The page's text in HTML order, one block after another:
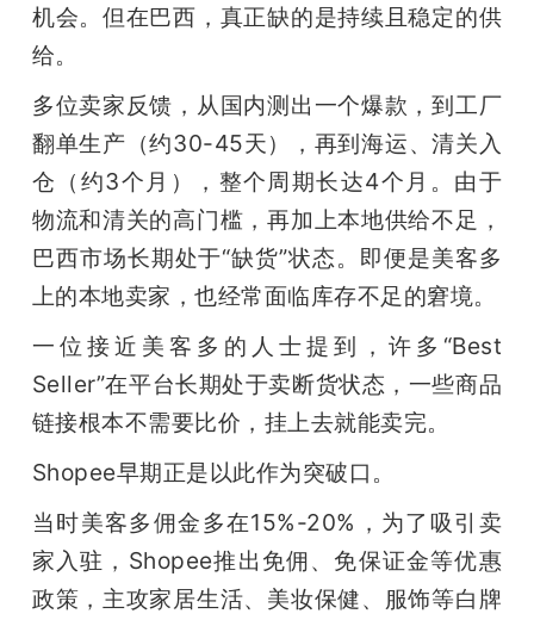
机会。但在巴西，真正缺的是持续且稳定的供
给。
多位卖家反馈，从国内测出一个爆款，到工厂
翻单生产（约30-45天），再到海运、清关入
仓（约3个月），整个周期长达4个月。由于
物流和清关的高门槛，再加上本地供给不足，
巴西市场长期处于“缺货”状态。即便是美客多
上的本地卖家，也经常面临库存不足的窘境。
一位接近美客多的人士提到，许多“Best
Seller”在平台长期处于卖断货状态，一些商品
链接根本不需要比价，挂上去就能卖完。
Shopee早期正是以此作为突破口。
当时美客多佣金多在15%-20%，为了吸引卖
家入驻，Shopee推出免佣、免保证金等优惠
政策，主攻家居生活、美妆保健、服饰等白牌